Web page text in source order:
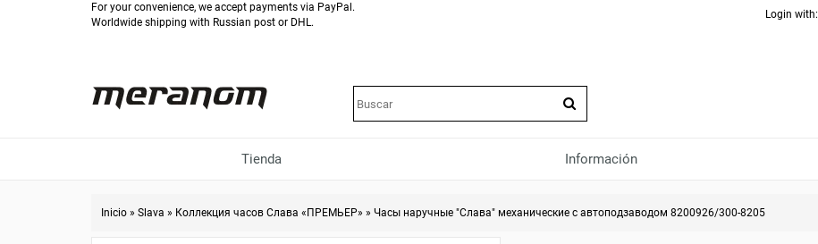
For your convenience, we accept payments via PayPal.
Worldwide shipping with Russian post or DHL.
Login with:
Tienda Información
Inicio » Slava » Коллекция часов Слава «ПРЕМЬЕР» » Часы наручные "Слава" механические с автоподзаводом 8200926/300-8205